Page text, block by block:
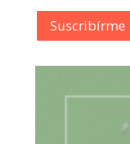
Suscribírme